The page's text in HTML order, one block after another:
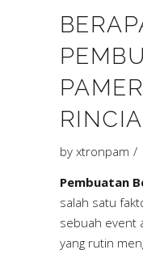
by xtronpam
Pembuatan
salah satu
sebuah event
yang rutin